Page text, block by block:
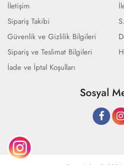
İletişim
Sipariş Takibi
Güvenlik ve Gizlilik Bilgileri
Sipariş ve Teslimat Bilgileri
İade ve İptal Koşulları
Sosyal